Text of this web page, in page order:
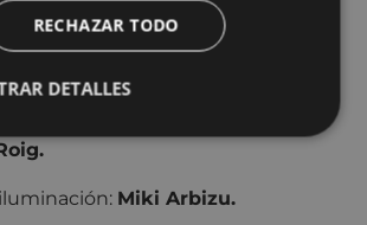
Oregi.
Enric Blasi.
Miki Arbizu.
RECHAZAR TODO
DETALLES